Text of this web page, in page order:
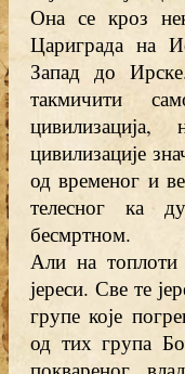
Она се кроз
Цариграда на
Запад до
такмичити
цивилизације
од временог и
телесног ка
бесмртном.
Али на
јереси. Све те
групе које
од тих група